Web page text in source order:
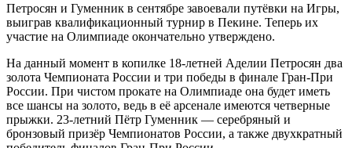
Петросян и Гуменник в сентябре завоевали путёвки на Игры,
выиграв квалификационный турнир в Пекине. Теперь их
участие на Олимпиаде окончательно утверждено.
На данный момент в копилке 18-летней Аделии Петросян два
золота Чемпионата России и три победы в финале Гран-При
России. При чистом прокате на Олимпиаде она будет иметь
все шансы на золото, ведь в её арсенале имеются четверные
прыжки. 23-летний Пётр Гуменник — серебряный и
бронзовый призёр Чемпионатов России, а также двухкратный